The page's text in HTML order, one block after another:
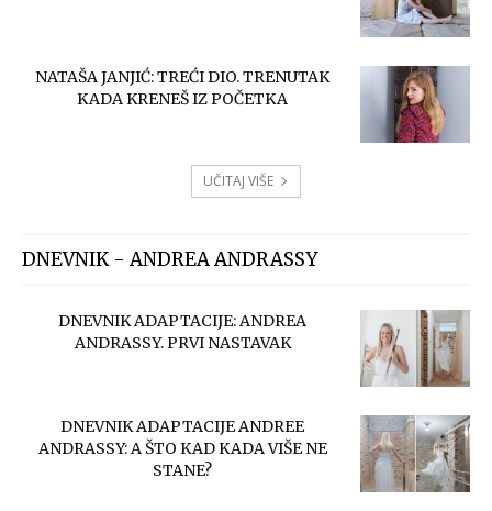
NATAŠA JANJIĆ: TREĆI DIO. TRENUTAK
KADA KRENEŠ IZ POČETKA
UČITAJ VIŠE
DNEVNIK - ANDREA ANDRASSY
DNEVNIK ADAPTACIJE: ANDREA
ANDRASSY. PRVI NASTAVAK
DNEVNIK ADAPTACIJE ANDREE
ANDRASSY: A ŠTO KAD KADA VIŠE NE
STANE?